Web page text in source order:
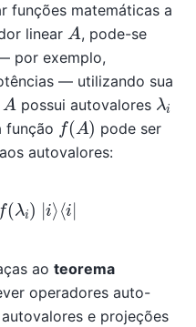
funções matemáticas a
linear A, pode-se
por exemplo,
— utilizando sua
Apossui autovalores λ
função f(A)
pode ser
autovalores:
λi) i ⟨i|
ao teorema
operadores auto-
e projeções